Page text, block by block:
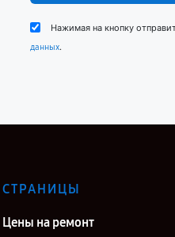
Нажимая на кнопку
данных.
СТРАНИЦЫ
Цены на ремонт